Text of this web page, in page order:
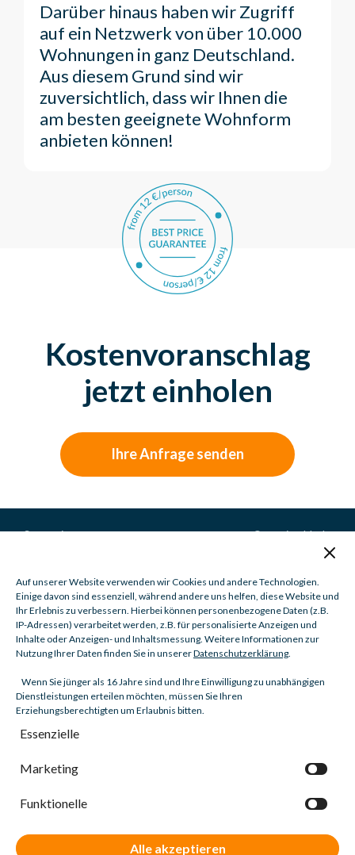
Auf unserer Website verwenden wir Cookies und andere Technologien.
Einige davon sind essenziell, während andere uns helfen, diese Website und
Ihr Erlebnis zu verbessern. Hierbei können personenbezogene Daten (z.B.
IP-Adressen) verarbeitet werden, z.B. für personalisierte Anzeigen und
Inhalte oder Anzeigen- und Inhaltsmessung. Weitere Informationen zur
Nutzung Ihrer Daten finden Sie in unsererDatenschutzerklärung.
Wenn Sie jünger als 16 Jahre sind und Ihre Einwilligung zu unabhängigen
Dienstleistungen erteilen möchten, müssen Sie Ihren
Erziehungsberechtigten um Erlaubnis bitten.
Essenzielle
Marketing
Funktionelle
Alle akzeptieren
Darüber hinaus haben wir Zugriff
auf ein Netzwerk von über 10.000
Wohnungen in ganz Deutschland.
Aus diesem Grund sind wir
zuversichtlich, dass wir Ihnen die
am besten geeignete Wohnform
anbieten können!
Kostenvoranschlag
jetzt einholen
Ihre Anfrage senden
Startseite
Wohnungen
Unsere Dienstleistungen
Unterkunft Anfrage
Kontakt
+49 175 4108537
kunden@megigmbh.de
Megi Vermietung
GmbH Weinstrasse 89a
Germany
© megigmbh.de